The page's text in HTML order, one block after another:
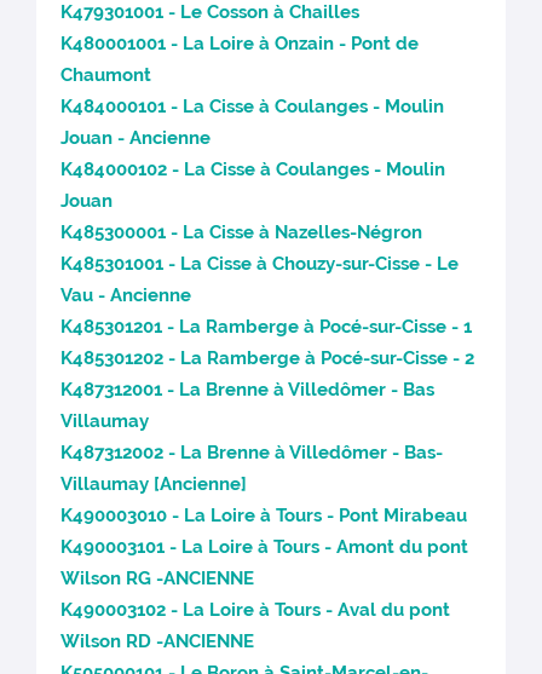
K479301001 - Le Cosson à Chailles
K480001001 - La Loire à Onzain - Pont de
Chaumont
K484000101 - La Cisse à Coulanges - Moulin
Jouan - Ancienne
K484000102 - La Cisse à Coulanges - Moulin
Jouan
K485300001 - La Cisse à Nazelles-Négron
K485301001 - La Cisse à Chouzy-sur-Cisse - Le
Vau - Ancienne
K485301201 - La Ramberge à Pocé-sur-Cisse - 1
K485301202 - La Ramberge à Pocé-sur-Cisse - 2
K487312001 - La Brenne à Villedômer - Bas
Villaumay
K487312002 - La Brenne à Villedômer - Bas-
Villaumay [Ancienne]
K490003010 - La Loire à Tours - Pont Mirabeau
K490003101 - La Loire à Tours - Amont du pont
Wilson RG -ANCIENNE
K490003102 - La Loire à Tours - Aval du pont
Wilson RD -ANCIENNE